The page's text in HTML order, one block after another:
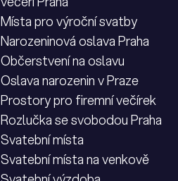
Místa pro výroční svatby
Narozeninová oslava Praha
Občerstvení na oslavu
Oslava narozenin v Praze
Prostory pro firemní večírek
Rozlučka se svobodou Praha
Svatební místa
Svatební místa na venkově